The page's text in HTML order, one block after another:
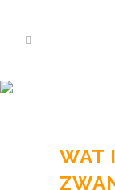
WAT